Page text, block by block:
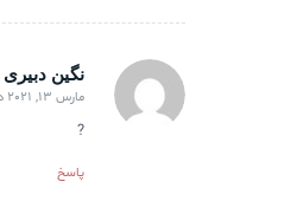
نگین دبیری
گفته:
مارس 13, 2021 در 8:00 ب.ظ
?
پاسخ